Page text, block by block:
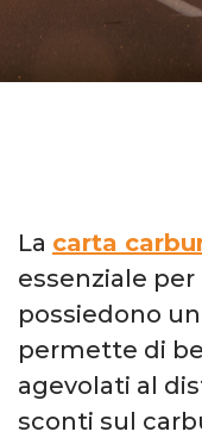
La carta
essenziale
possiedono
permette di
agevolati al
sconti sul